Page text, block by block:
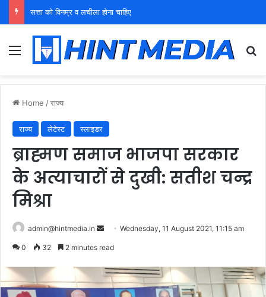
युवा शक्ति को पहचाने बूढ़ा नेतृत्व
Menu
Home /राज्य
राज्य लेटेस्ट स्लाइडर
ब्राह्मण समाज भाजपा सरकार
के अत्याचारों से दुखी: सतीश चन्द्र
मिश्रा
admin@hintmedia.in
SendWednesday, 11 August 2021, 11:15 am
0 32 2 minutes read